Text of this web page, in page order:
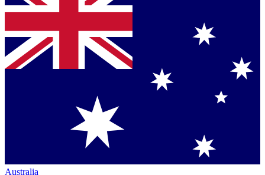
Australia